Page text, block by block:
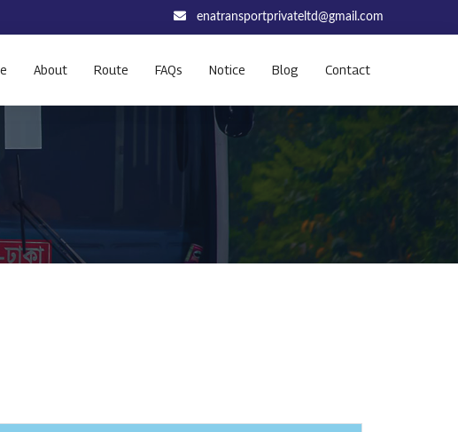
enatransportprivateltd@gmail.com
About Route FAQs Notice Blog Contact